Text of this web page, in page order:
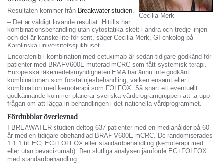
Cecilia Merk
Resultaten kommer från Breakwater-studien.
– Det är väldigt lovande resultat. Hittills har
kombinationsbehandling utan cytostatika skett i andra och tredje linjen
och det är kanske lite för sent, säger Cecilia Merk, GI-onkolog på
Karolinska universitetssjukhuset.
Encorafenib i kombination med cetuximab är sedan tidigare godkänd för
patienter med BRAFV600E-muterad mCRC som fått systemisk terapi.
Europeiska läkemedelsmyndigheten EMA har ännu inte godkänt
kombinationen som förstalinjesbehandling, varken ensamt eller i
kombination med kemoterapi som FOLFOX. Så snart ett eventuellt
godkännande kommer planerar svenska vårdprogramgruppen att ta upp
frågan om att lägga in behandlingen i det nationella vårdprogrammet.
Fördubblar överlevnad
I BREAWATER-studien deltog 637 patienter med en medianålder på 60
år med en tidigare obehandlad BRAF V600E mCRC. De randomiserades
1:1:1 till EC, EC+FOLFOX eller standardbehandling (kemoterapi med
eller utan bevacizumab). Den slutliga analysen jämförde EC+FOLFOX
med standardbehandling.